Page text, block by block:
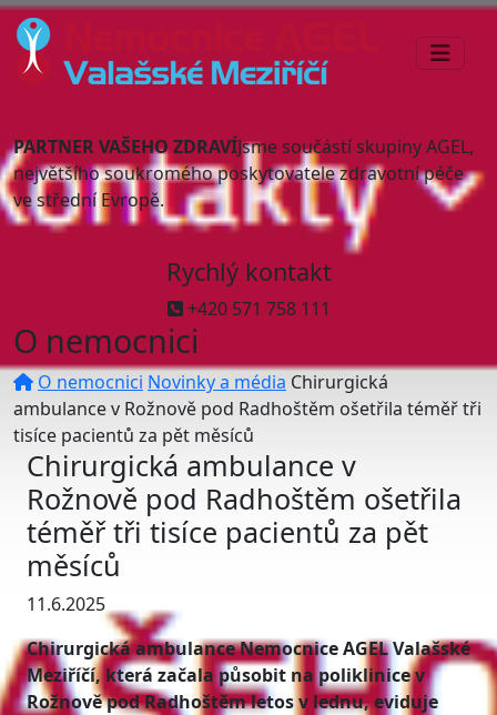
PARTNER VAŠEHO ZDRAVÍJsme součástí skupiny AGEL,
největšího soukromého poskytovatele zdravotní péče
ve střední Evropě.
Rychlý kontakt
+420 571 758 111
O nemocnici
O nemocnici Novinky a média Chirurgická
ambulance v Rožnově pod Radhoštěm ošetřila téměř tři
tisíce pacientů za pět měsíců
Chirurgická ambulance v
Rožnově pod Radhoštěm ošetřila
téměř tři tisíce pacientů za pět
měsíců
11.6.2025
Chirurgická ambulance Nemocnice AGEL Valašské
Meziříčí, která začala působit na poliklinice v
Rožnově pod Radhoštěm letos v lednu, eviduje